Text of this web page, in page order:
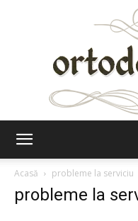
Acasă
probleme la serviciu
probleme la